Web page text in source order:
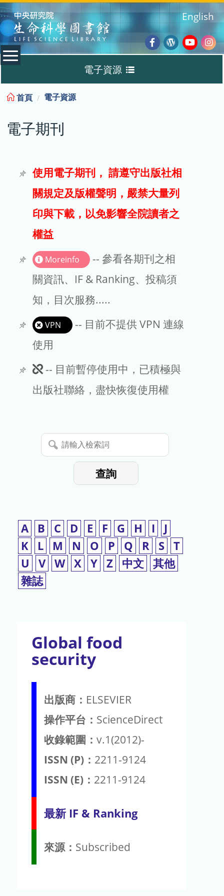
:::
Facebook
Wordpress
English
電子資源
電子期刊
試用
文章處理費
EndNote
首頁 電子資源
電子期刊
使用電子期刊， 請遵守出版社相
關規定及版權聲明，嚴禁大量列
印與下載，以免影響全院讀者之
權益
Moreinfo
-- 參看各期刊之相
關資訊、IF & Ranking、投稿須
知，目次服務.....
VPN
-- 目前不提供 VPN 連線
使用
此
期
暫
停
-- 目前暫停使用中，已積極與
出版社聯絡，盡快恢復使用權
請
輸
查詢
A B C D E F G H I
J
K
L M N O P Q R S T
U
V W X Y Z 中文 其他
雜誌
Global food
security
出版商： ELSEVIER
操作平台： ScienceDirect
收錄範圍： v.1(2012)-
ISSN (P)： 2211-9124
ISSN (E)： 2211-9124
最新 IF & Ranking
來源： Subscribed